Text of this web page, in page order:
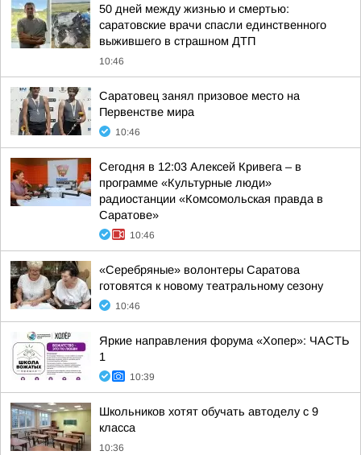
50 дней между жизнью и смертью:
саратовские врачи спасли единственного
выжившего в страшном ДТП
10:46
Саратовец занял призовое место на
Первенстве мира
10:46
Сегодня в 12:03 Алексей Кривега – в
программе «Культурные люди»
радиостанции «Комсомольская правда в
Саратове»
10:46
«Серебряные» волонтеры Саратова
готовятся к новому театральному сезону
10:46
Яркие направления форума «Хопер»: ЧАСТЬ
1
10:39
Школьников хотят обучать автоделу с 9
класса
10:36